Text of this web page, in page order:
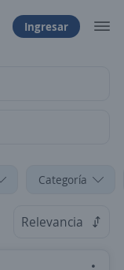
Ingresar
Categoría
Relevancia